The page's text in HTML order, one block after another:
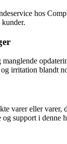
hos
irritation blandt
varer eller
support i denne